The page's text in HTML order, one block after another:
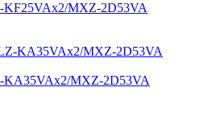
KF25VAx2/MXZ-2D53VA
KA35VAx2/MXZ-2D53VA